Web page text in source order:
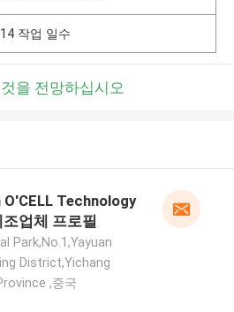
작업 일수
을 전망하십시오
O'CELL Technology
업체 프로필
Park,No.1,Yayuan
District,Yichang
,중국